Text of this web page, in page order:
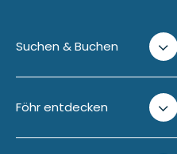
Suchen & Buchen
Föhr entdecken